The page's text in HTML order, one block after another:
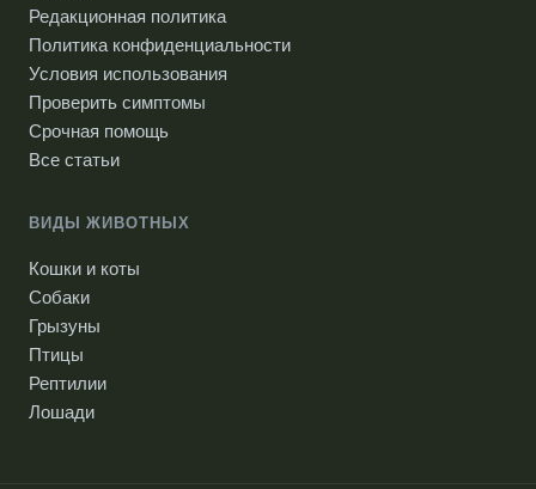
Редакционная политика
Политика конфиденциальности
Условия использования
Проверить симптомы
Срочная помощь
Все статьи
ВИДЫ ЖИВОТНЫХ
Кошки и коты
Собаки
Грызуны
Птицы
Рептилии
Лошади